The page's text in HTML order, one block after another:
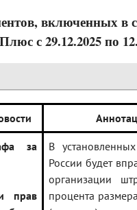
включенных в
с 29.12.2025 по
за
прав
В
России будет
организации
процента